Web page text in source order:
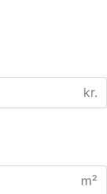
kr.
m²